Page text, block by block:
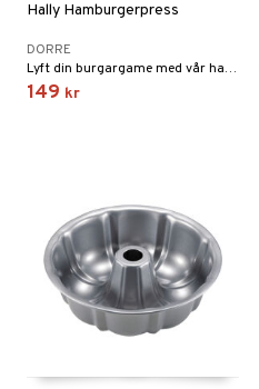
Hally Hamburgerpress
DORRE
Lyft din burgargame med vår hamburgerpress i gjutjärn!
149 kr